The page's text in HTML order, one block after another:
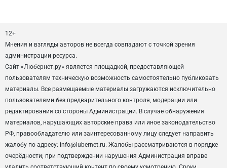
12+
Мнения и взгляды авторов не всегда совпадают с точкой зрения
администрации ресурса.
Сайт «Любернет.ру» является площадкой, предоставляющей
пользователям техническую возможность самостоятельно публиковать
материалы. Все размещаемые материалы загружаются исключительно
пользователями без предварительного контроля, модерации или
редактирования со стороны Администрации. В случае обнаружения
материалов, нарушающих авторские права или иное законодательство
РФ, правообладателю или заинтересованному лицу следует направить
жалобу по адресу: info@lubernet.ru. Жалобы рассматриваются в порядке
очерёдности; при подтверждении нарушения Администрация вправе